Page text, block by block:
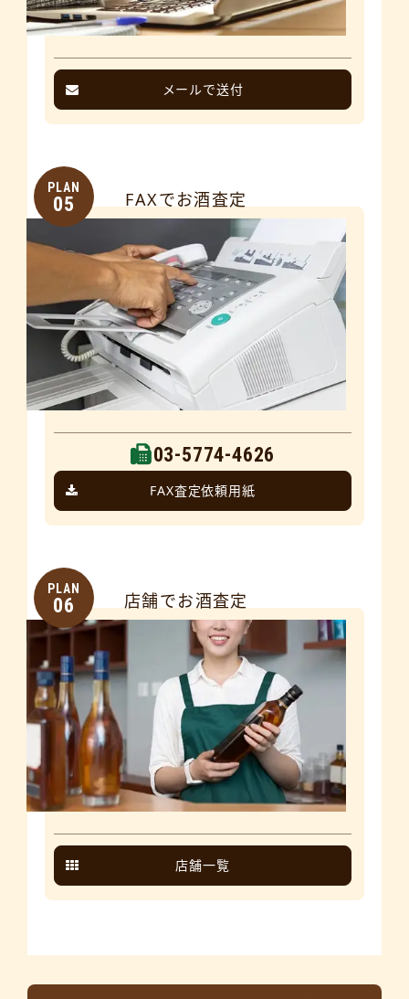
メールで送付
PLAN
05 FAXでお酒査定
03-5774-4626
FAX査定依頼用紙
PLAN
06 店舗でお酒査定
店舗一覧